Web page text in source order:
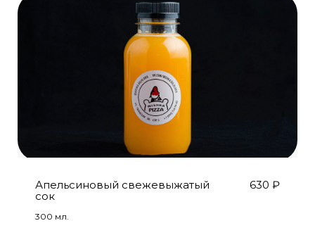
Апельсиновый свежевыжатый
сок
630 ₽
300 мл.